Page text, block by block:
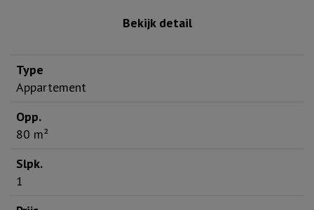
Bekijk detail
Appartement
80 m²
1